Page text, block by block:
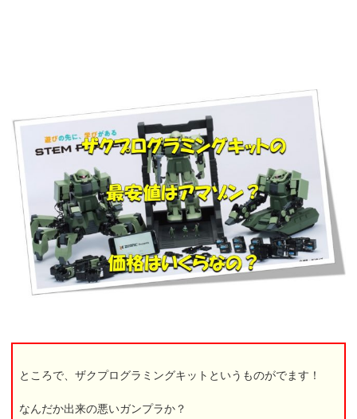
ところで、ザクプログラミングキットというものがでます！
なんだか出来の悪いガンプラか？